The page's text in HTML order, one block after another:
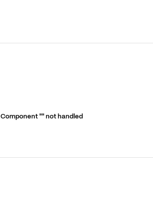
Component "" not handled